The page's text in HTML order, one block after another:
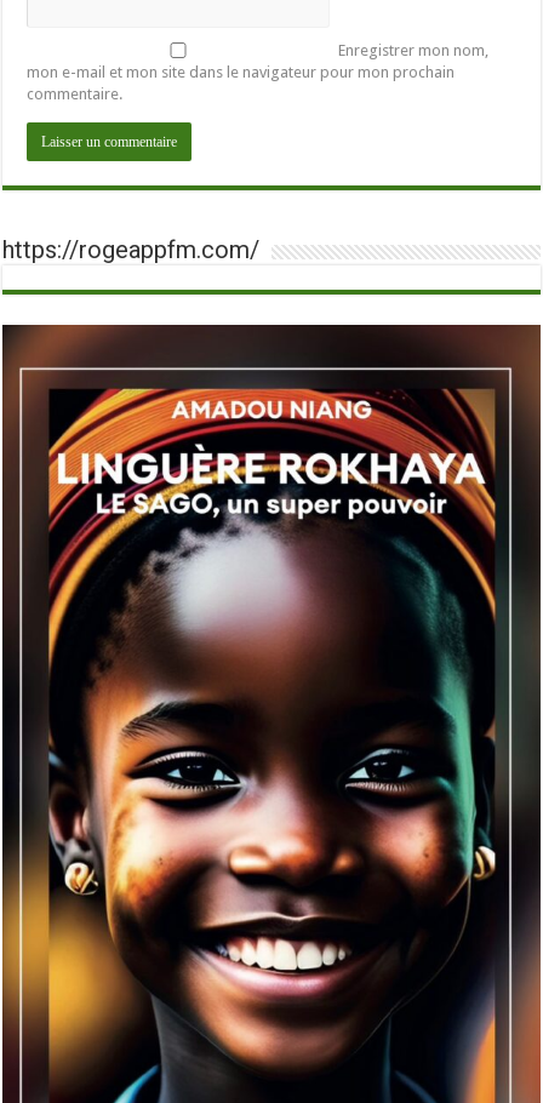
Enregistrer mon nom,
mon e-mail et mon site dans le navigateur pour mon prochain
commentaire.
https://rogeappfm.com/